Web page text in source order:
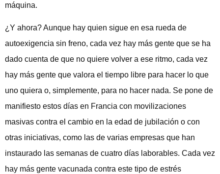
máquina.
¿Y ahora? Aunque hay quien sigue en esa rueda de
autoexigencia sin freno, cada vez hay más gente que se ha
dado cuenta de que no quiere volver a ese ritmo, cada vez
hay más gente que valora el tiempo libre para hacer lo que
uno quiera o, simplemente, para no hacer nada. Se pone de
manifiesto estos días en Francia con movilizaciones
masivas contra el cambio en la edad de jubilación o con
otras iniciativas, como las de varias empresas que han
instaurado las semanas de cuatro días laborables. Cada vez
hay más gente vacunada contra este tipo de estrés